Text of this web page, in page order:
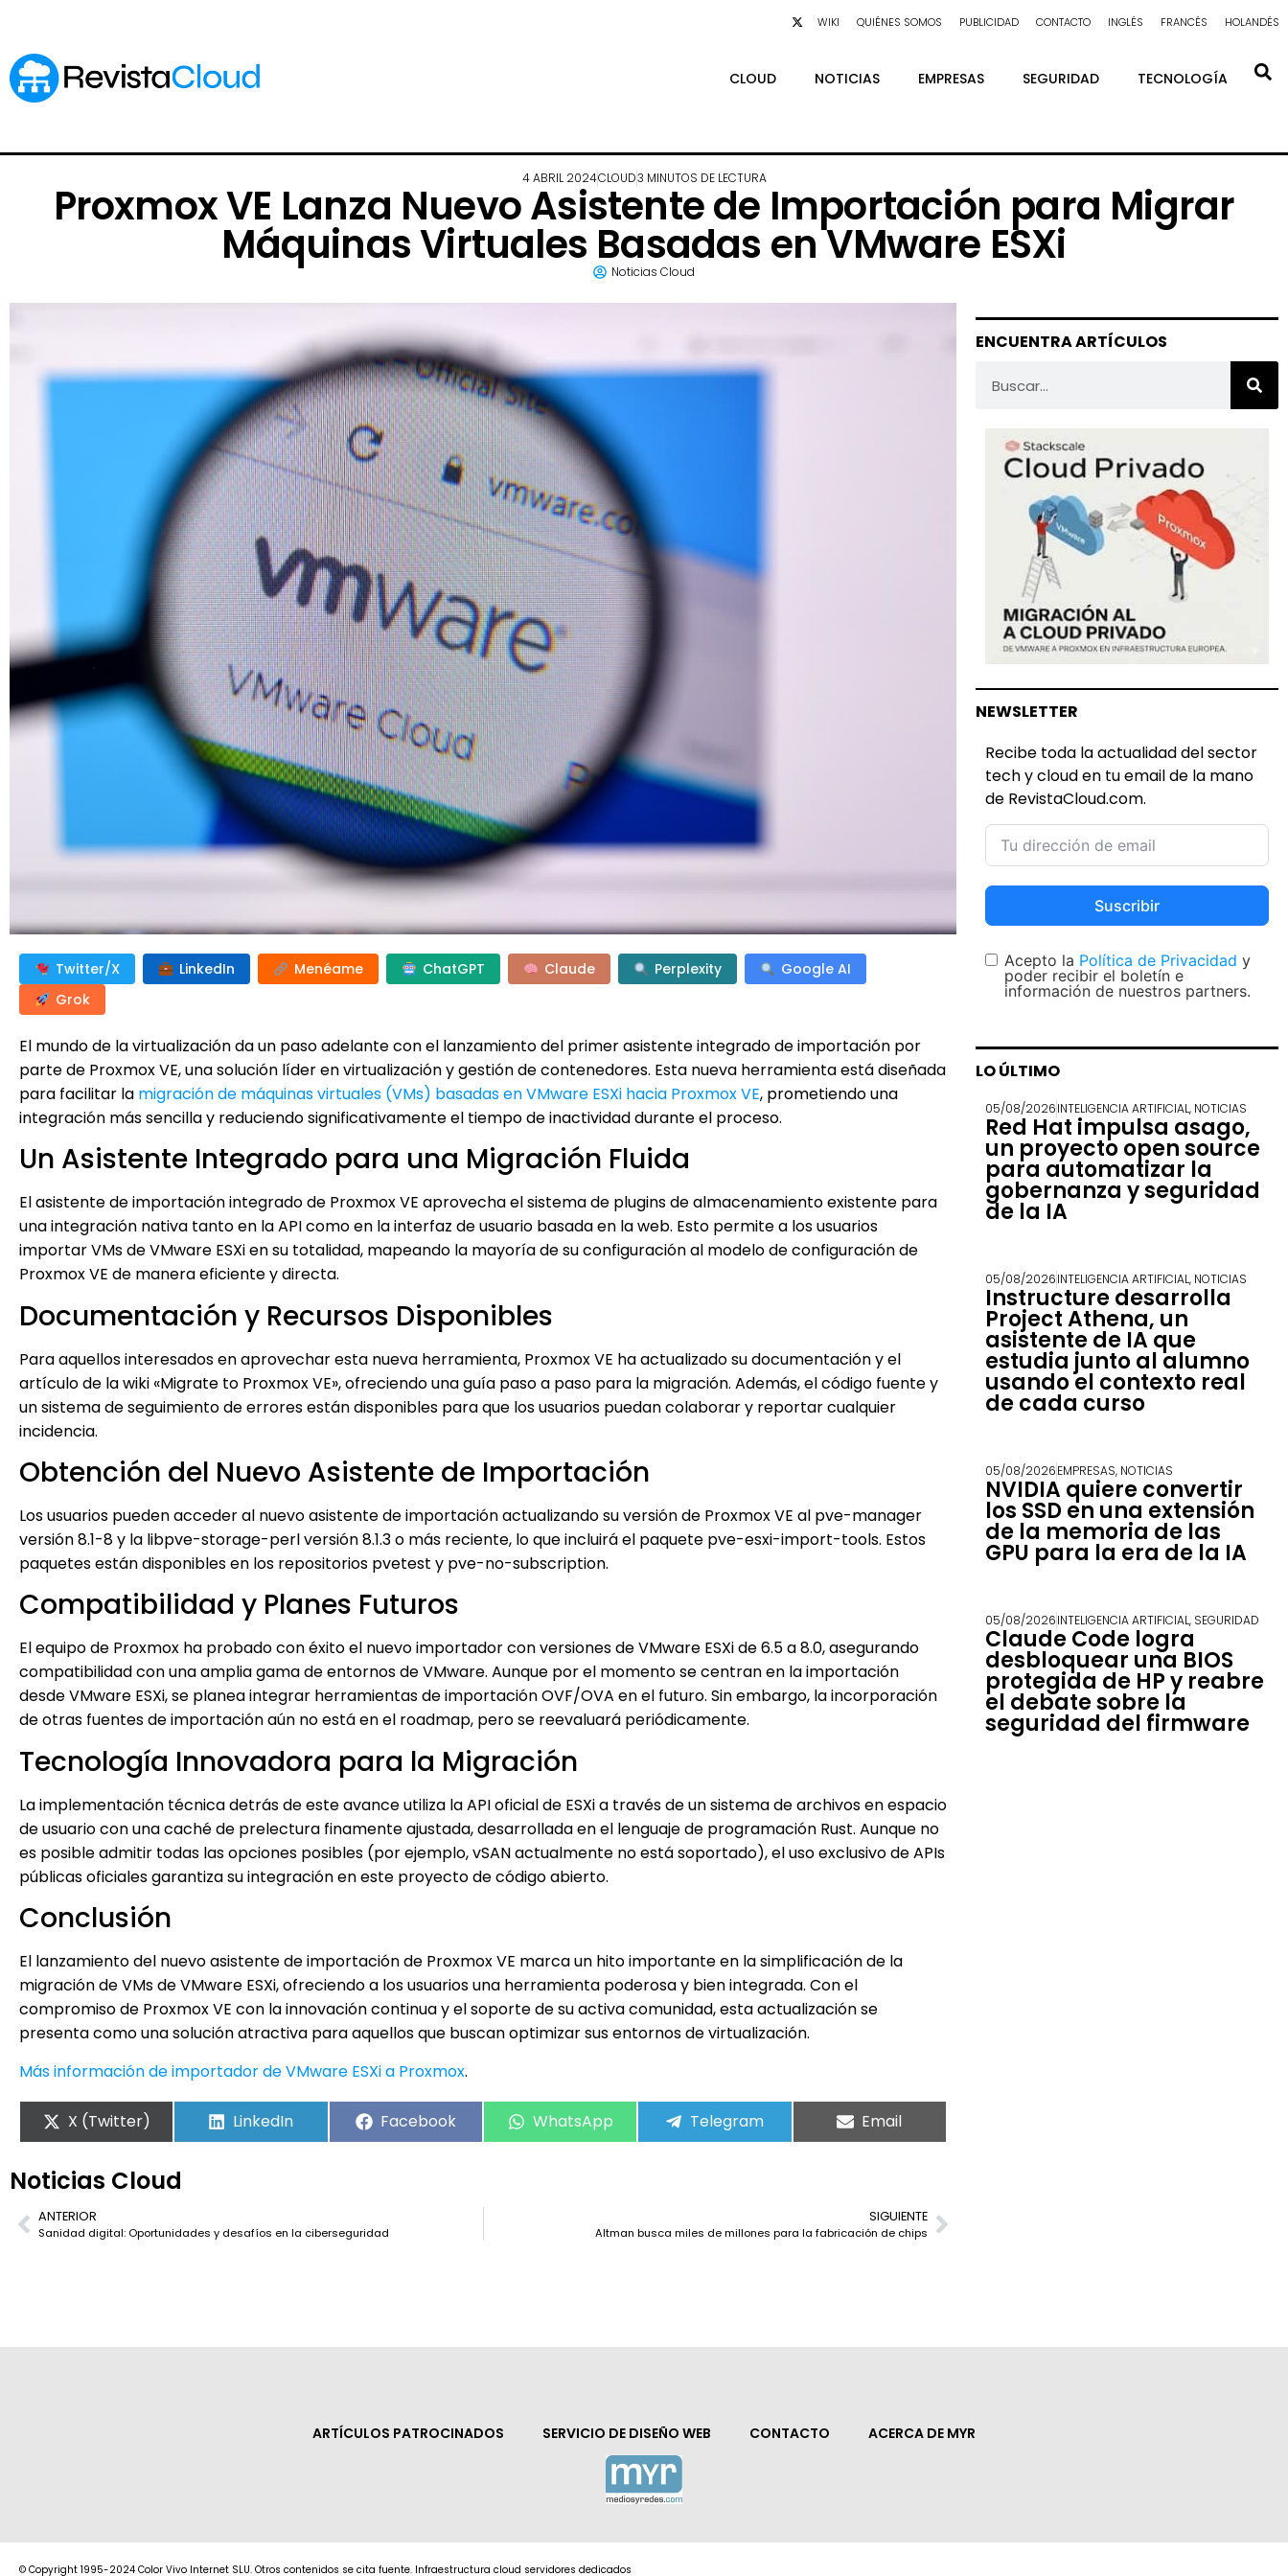
WIKI QUIÉNES SOMOS PUBLICIDAD CONTACTO INGLÉS FRANCÉS HOLANDÉS
CLOUD NOTICIAS EMPRESAS SEGURIDAD TECNOLOGÍA
4 ABRIL 2024CLOUD3 MINUTOS DE LECTURA
Proxmox VE Lanza Nuevo Asistente de Importación para Migrar
Máquinas Virtuales Basadas en VMware ESXi
Noticias Cloud
Twitter/X LinkedIn Menéame ChatGPT Claude Perplexity
Google AI
Grok
El mundo de la virtualización da un paso adelante con el lanzamiento del primer asistente integrado de importación por
parte de Proxmox VE, una solución líder en virtualización y gestión de contenedores. Esta nueva herramienta está diseñada
para facilitar la migración de máquinas virtuales (VMs) basadas en VMware ESXi hacia Proxmox VE, prometiendo una
integración más sencilla y reduciendo significativamente el tiempo de inactividad durante el proceso.
Un Asistente Integrado para una Migración Fluida
El asistente de importación integrado de Proxmox VE aprovecha el sistema de plugins de almacenamiento existente para
una integración nativa tanto en la API como en la interfaz de usuario basada en la web. Esto permite a los usuarios
importar VMs de VMware ESXi en su totalidad, mapeando la mayoría de su configuración al modelo de configuración de
Proxmox VE de manera eficiente y directa.
Documentación y Recursos Disponibles
Para aquellos interesados en aprovechar esta nueva herramienta, Proxmox VE ha actualizado su documentación y el
artículo de la wiki «Migrate to Proxmox VE», ofreciendo una guía paso a paso para la migración. Además, el código fuente y
un sistema de seguimiento de errores están disponibles para que los usuarios puedan colaborar y reportar cualquier
incidencia.
Obtención del Nuevo Asistente de Importación
Los usuarios pueden acceder al nuevo asistente de importación actualizando su versión de Proxmox VE al pve-manager
versión 8.1-8 y la libpve-storage-perl versión 8.1.3 o más reciente, lo que incluirá el paquete pve-esxi-import-tools. Estos
paquetes están disponibles en los repositorios pvetest y pve-no-subscription.
Compatibilidad y Planes Futuros
El equipo de Proxmox ha probado con éxito el nuevo importador con versiones de VMware ESXi de 6.5 a 8.0, asegurando
compatibilidad con una amplia gama de entornos de VMware. Aunque por el momento se centran en la importación
desde VMware ESXi, se planea integrar herramientas de importación OVF/OVA en el futuro. Sin embargo, la incorporación
de otras fuentes de importación aún no está en el roadmap, pero se reevaluará periódicamente.
Tecnología Innovadora para la Migración
La implementación técnica detrás de este avance utiliza la API oficial de ESXi a través de un sistema de archivos en espacio
de usuario con una caché de prelectura finamente ajustada, desarrollada en el lenguaje de programación Rust. Aunque no
es posible admitir todas las opciones posibles (por ejemplo, vSAN actualmente no está soportado), el uso exclusivo de APIs
públicas oficiales garantiza su integración en este proyecto de código abierto.
Conclusión
El lanzamiento del nuevo asistente de importación de Proxmox VE marca un hito importante en la simplificación de la
migración de VMs de VMware ESXi, ofreciendo a los usuarios una herramienta poderosa y bien integrada. Con el
compromiso de Proxmox VE con la innovación continua y el soporte de su activa comunidad, esta actualización se
presenta como una solución atractiva para aquellos que buscan optimizar sus entornos de virtualización.
Más información de importador de VMware ESXi a Proxmox.
X (Twitter) LinkedIn Facebook WhatsApp Telegram Email
Noticias Cloud
ANTERIOR
Sanidad digital: Oportunidades y desafíos en la ciberseguridad
SIGUIENTE
Altman busca miles de millones para la fabricación de chips
ENCUENTRA ARTÍCULOS
NEWSLETTER
Recibe toda la actualidad del sector
tech y cloud en tu email de la mano
de RevistaCloud.com.
Suscribir
Acepto la Política de Privacidad y
poder recibir el boletín e
información de nuestros partners.
LO ÚLTIMO
05/08/2026INTELIGENCIA ARTIFICIAL, NOTICIAS
Red Hat impulsa asago,
un proyecto open source
para automatizar la
gobernanza y seguridad
de la IA
05/08/2026INTELIGENCIA ARTIFICIAL, NOTICIAS
Instructure desarrolla
Project Athena, un
asistente de IA que
estudia junto al alumno
usando el contexto real
de cada curso
05/08/2026EMPRESAS, NOTICIAS
NVIDIA quiere convertir
los SSD en una extensión
de la memoria de las
GPU para la era de la IA
05/08/2026INTELIGENCIA ARTIFICIAL, SEGURIDAD
Claude Code logra
desbloquear una BIOS
protegida de HP y reabre
el debate sobre la
seguridad del firmware
ARTÍCULOS PATROCINADOS SERVICIO DE DISEÑO WEB CONTACTO ACERCA DE MYR
© Copyright 1995-2024 Color Vivo Internet SLU. Otros contenidos se cita fuente. Infraestructura cloud servidores dedicados